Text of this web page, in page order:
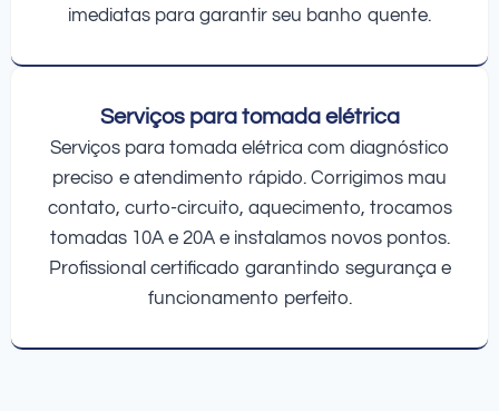
imediatas para garantir seu banho quente.
Serviços para tomada elétrica
Serviços para tomada elétrica com diagnóstico
preciso e atendimento rápido. Corrigimos mau
contato, curto-circuito, aquecimento, trocamos
tomadas 10A e 20A e instalamos novos pontos.
Profissional certificado garantindo segurança e
funcionamento perfeito.